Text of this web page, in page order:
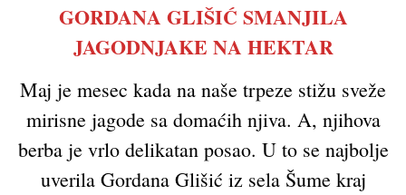
GORDANA GLIŠIĆ SMANJILA
JAGODNJAKE NA HEKTAR
Maj je mesec kada na naše trpeze stižu sveže
mirisne jagode sa domaćih njiva. A, njihova
berba je vrlo delikatan posao. U to se najbolje
uverila Gordana Glišić iz sela Šume kraj